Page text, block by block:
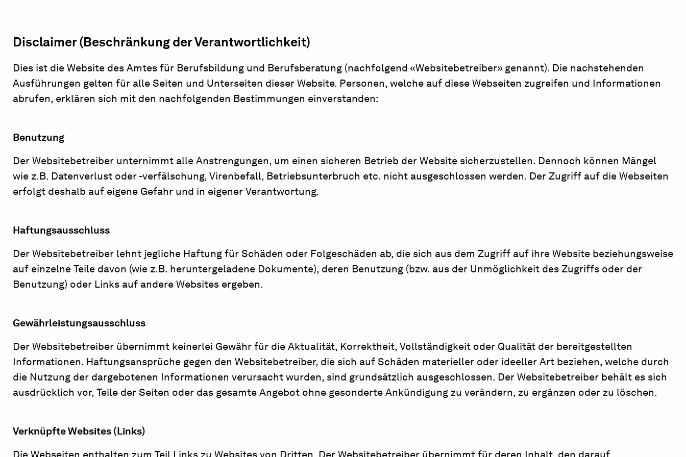
Disclaimer (Beschränkung der Verantwortlichkeit)
Dies ist die Website des Amtes für Berufsbildung und Berufsberatung (nachfolgend «Websitebetreiber» genannt). Die nachstehenden
Ausführungen gelten für alle Seiten und Unterseiten dieser Website. Personen, welche auf diese Webseiten zugreifen und Informationen
abrufen, erklären sich mit den nachfolgenden Bestimmungen einverstanden:
Benutzung
Der Websitebetreiber unternimmt alle Anstrengungen, um einen sicheren Betrieb der Website sicherzustellen. Dennoch können Mängel
wie z.B. Datenverlust oder -verfälschung, Virenbefall, Betriebsunterbruch etc. nicht ausgeschlossen werden. Der Zugriff auf die Webseiten
erfolgt deshalb auf eigene Gefahr und in eigener Verantwortung.
Haftungsausschluss
Der Websitebetreiber lehnt jegliche Haftung für Schäden oder Folgeschäden ab, die sich aus dem Zugriff auf ihre Website beziehungsweise
auf einzelne Teile davon (wie z.B. heruntergeladene Dokumente), deren Benutzung (bzw. aus der Unmöglichkeit des Zugriffs oder der
Benutzung) oder Links auf andere Websites ergeben.
Gewährleistungsausschluss
Der Websitebetreiber übernimmt keinerlei Gewähr für die Aktualität, Korrektheit, Vollständigkeit oder Qualität der bereitgestellten
Informationen. Haftungsansprüche gegen den Websitebetreiber, die sich auf Schäden materieller oder ideeller Art beziehen, welche durch
die Nutzung der dargebotenen Informationen verursacht wurden, sind grundsätzlich ausgeschlossen. Der Websitebetreiber behält es sich
ausdrücklich vor, Teile der Seiten oder das gesamte Angebot ohne gesonderte Ankündigung zu verändern, zu ergänzen oder zu löschen.
Verknüpfte Websites (Links)
Die Webseiten enthalten zum Teil Links zu Websites von Dritten. Der Websitebetreiber übernimmt für deren Inhalt, den darauf